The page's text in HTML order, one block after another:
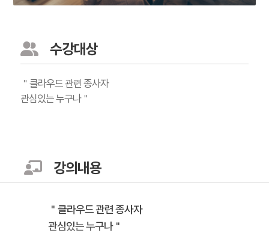
수강대상
＂클라우드 관련 종사자
관심있는 누구나＂
강의내용
＂클라우드 관련 종사자
관심있는 누구나＂